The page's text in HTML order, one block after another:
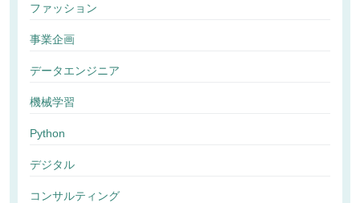
ファッション
事業企画
データエンジニア
機械学習
Python
デジタル
コンサルティング